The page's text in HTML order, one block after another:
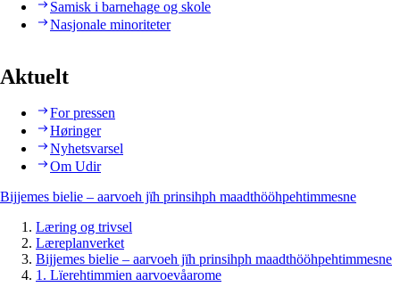
Samisk i barnehage og skole
Nasjonale minoriteter
Aktuelt
For pressen
Høringer
Nyhetsvarsel
Om Udir
Bijjemes bielie – aarvoeh jïh prinsihph maadthööhpehtimmesne
Læring og trivsel
Læreplanverket
Bijjemes bielie – aarvoeh jïh prinsihph maadthööhpehtimmesne
1. Lïerehtimmien aarvoevåarome